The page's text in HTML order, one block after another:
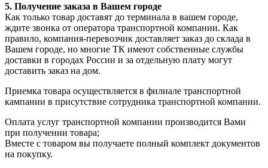
5. Получение заказа в Вашем городе
Как только товар доставят до терминала в вашем городе,
ждите звонка от оператора транспортной компании. Как
правило, компания-перевозчик доставляет заказ до склада в
Вашем городе, но многие ТК имеют собственные службы
доставки в городах России и за отдельную плату могут
доставить заказ на дом.
Приемка товара осуществляется в филиале транспортной
кампании в присутствие сотрудника транспортной компании.
Оплата услуг транспортной компании производится Вами
при получении товара;
Вместе с товаром вы получаете полный комплект документов
на покупку.